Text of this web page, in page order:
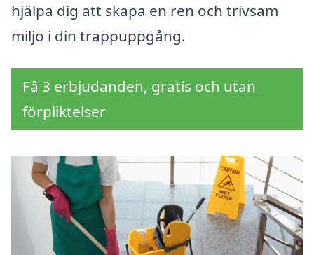
hjälpa dig att skapa en ren och trivsam
miljö i din trappuppgång.
Få 3 erbjudanden, gratis och utan
förpliktelser